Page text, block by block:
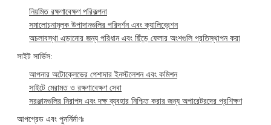
নিয়মিত রক্ষণাবেক্ষণ পরিকল্পনা
সমালোচনামূলক উপাদানগুলির পরিদর্শন এবং ক্যালিব্রেশন
অচলাবস্থা এড়ানোর জন্য পরিধান এবং ছিঁড়ে ফেলার অংশগুলি প্রতিস্থাপন করা
সাইট সার্ভিস:
আপনার অটোক্লেভের পেশাদার ইনস্টলেশন এবং কমিশন
সাইটে মেরামত ও রক্ষণাবেক্ষণ সেবা
সরঞ্জামগুলির নিরাপদ এবং দক্ষ ব্যবহার নিশ্চিত করার জন্য অপারেটরদের প্রশিক্ষণ
আপগ্রেড এবং পুনর্নির্মাণঃ